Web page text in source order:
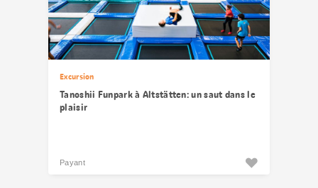
Excursion
Tanoshii Funpark à Altstätten: un saut dans le
plaisir
Payant